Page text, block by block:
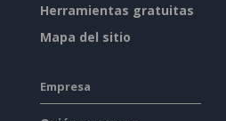
Herramientas gratuitas
Mapa del sitio
Empresa